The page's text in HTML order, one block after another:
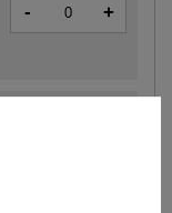
- +